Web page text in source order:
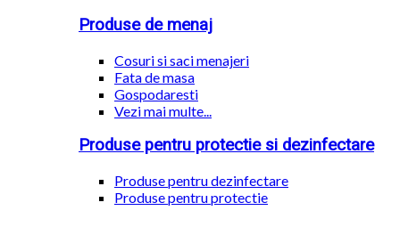
Produse de menaj
Cosuri si saci menajeri
Fata de masa
Gospodaresti
Vezi mai multe...
Produse pentru protectie si dezinfectare
Produse pentru dezinfectare
Produse pentru protectie